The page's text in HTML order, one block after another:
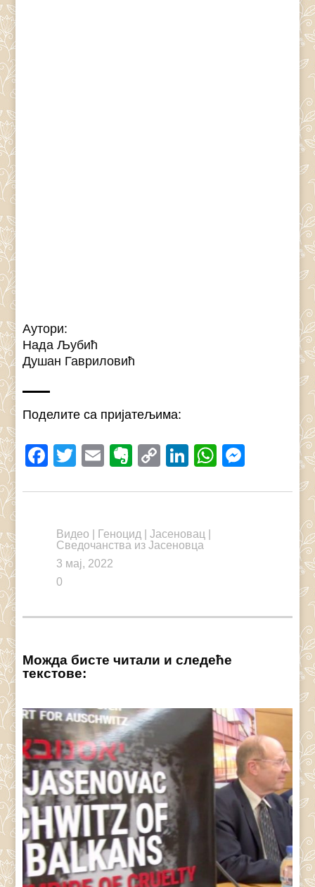
Аутори:
Нада Љубић
Душан Гавриловић
Поделите са пријатељима:
Facebook
Twitter
EmailEvernote
CopyLinkedIn
Видео Геноцид Јасеновац
Сведочанства из Јасеновца
3 мај, 2022
0
Можда бисте читали и следеће
текстове: